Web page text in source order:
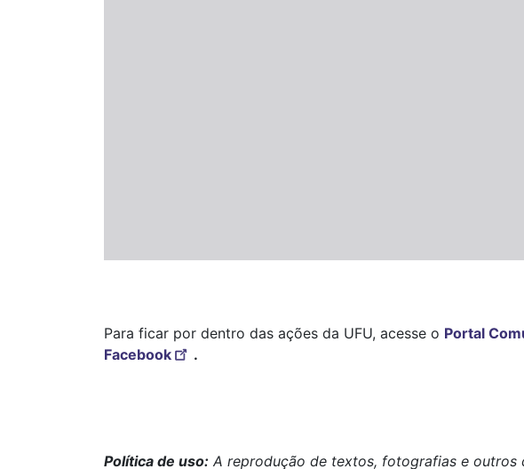
Para ficar por dentro das ações da UFU, acesse o Portal
Facebook
.
Política de uso: A reprodução de textos, fotografias e outros